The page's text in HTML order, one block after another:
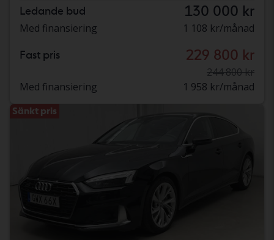
Ledande bud 130 000 kr
Med finansiering 1 108 kr/månad
Fast pris 229 800 kr
244 800 kr
Med finansiering
1 958 kr/månad
Sänkt pris